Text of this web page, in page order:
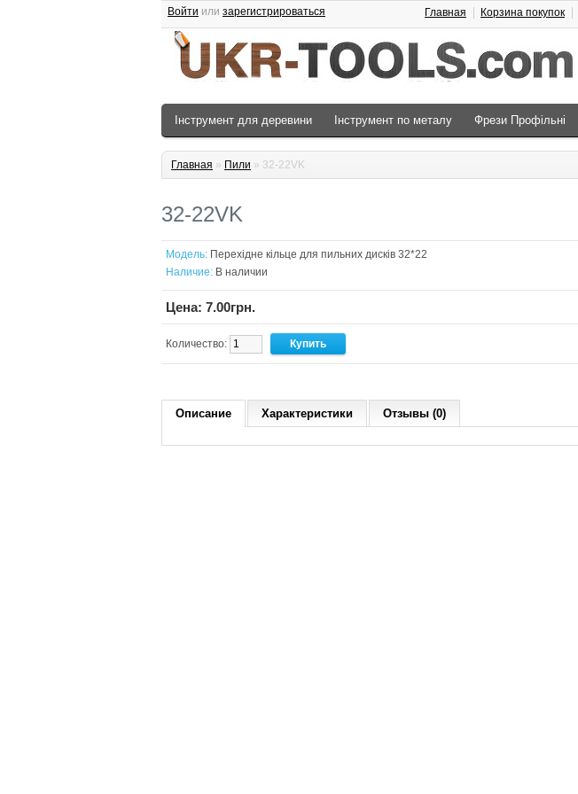
Войти или зарегистрироваться Главная Корзина покупок
Інструмент для деревини Інструмент по металу Фрези Профільні
Главная » Пили » 32-22VK
32-22VK
Модель: Перехідне кільце для пильних дисків 32*22
Наличие: В наличии
Цена: 7.00грн.
Количество:
Описание Характеристики Отзывы (0)